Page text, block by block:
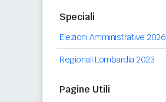
Speciali
Elezioni Amministrative 2026
Regionali Lombardia 2023
Pagine Utili